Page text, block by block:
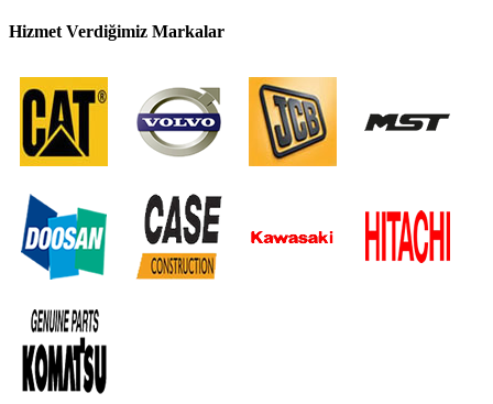
Hizmet Verdiğimiz Markalar